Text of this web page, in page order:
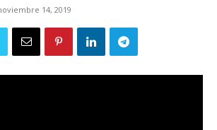
14, 2019